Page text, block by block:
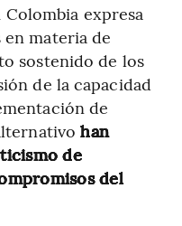
expresa
en materia de
sostenido de los
de la capacidad
de
han
de
del